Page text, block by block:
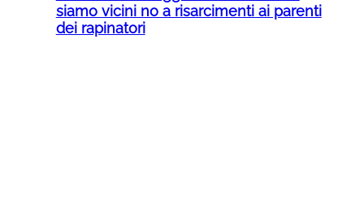
siamo vicini no a risarcimenti ai parenti
dei rapinatori